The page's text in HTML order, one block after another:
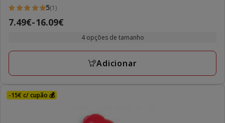
5
estrelas
1
5(1)
Preço
a
16.09€
7.49€-16.09€
4 opções de tamanho
Adicionar
-15€ c/ cupão 💰